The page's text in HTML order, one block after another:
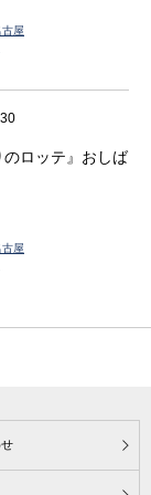
屋
ロッテ』おしば
屋